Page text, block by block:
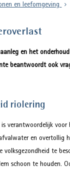
en leefomgeving
en het
beantwoordt ook
riolering
verantwoordelijk voor
en overtollig
volksgezondheid te
schoon te houden.